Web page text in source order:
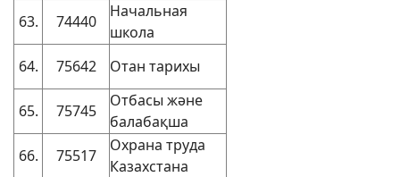
63. 74440
Начальная
школа
64.
75642 Отан тарихы
65. 75745
Отбасы және
балабақша
66.
75517
Охрана труда
Казахстана